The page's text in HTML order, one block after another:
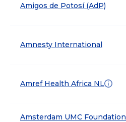
Amigos de Potosí (AdP)
Amnesty International
Amref Health Africa NL
Amsterdam UMC Foundation